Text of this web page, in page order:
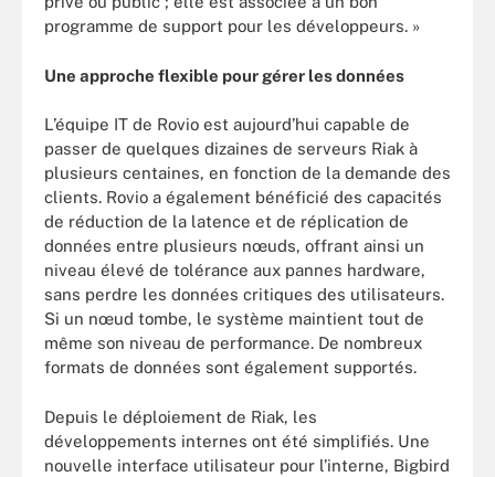
programme de support pour les développeurs. »
Une approche flexible pour gérer les données
L’équipe IT de Rovio est aujourd’hui capable de
passer de quelques dizaines de serveurs Riak à
plusieurs centaines, en fonction de la demande des
clients. Rovio a également bénéficié des capacités
de réduction de la latence et de réplication de
données entre plusieurs nœuds, offrant ainsi un
niveau élevé de tolérance aux pannes hardware,
sans perdre les données critiques des utilisateurs.
Si un nœud tombe, le système maintient tout de
même son niveau de performance. De nombreux
formats de données sont également supportés.
Depuis le déploiement de Riak, les
développements internes ont été simplifiés. Une
nouvelle interface utilisateur pour l’interne, Bigbird